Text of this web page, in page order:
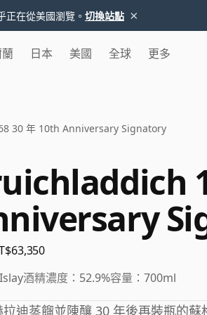
正在從美國瀏覽。 切換站點 ×
日本 美國 全球 更多
30 年 10th Anniversary Signatory
Islay酒精濃度： 52.9%容量： 700ml
拉迪蒸餾並陳釀 30 年後再裝瓶的